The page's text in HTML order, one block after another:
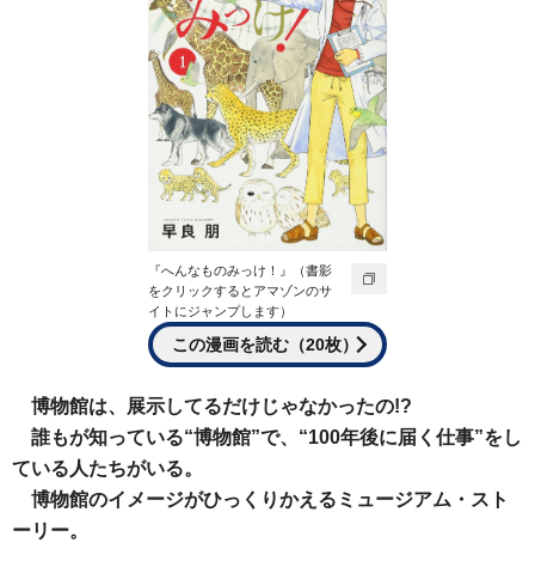
『へんなものみっけ！』（書影
をクリックするとアマゾンのサ
イトにジャンプします）
この漫画を読む（20枚）
博物館は、展示してるだけじゃなかったの!?
誰もが知っている“博物館”で、“100年後に届く仕事”をし
ている人たちがいる。
博物館のイメージがひっくりかえるミュージアム・スト
ーリー。